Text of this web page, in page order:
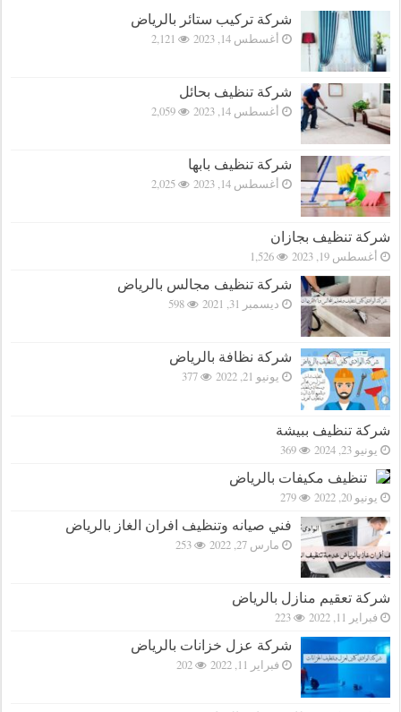
شركة تركيب ستائر بالرياض
أغسطس 14, 2023 2,121
شركة تنظيف بحائل
أغسطس 14, 2023 2,059
شركة تنظيف بابها
أغسطس 14, 2023 2,025
شركة تنظيف بجازان
أغسطس 19, 2023 1,526
شركة تنظيف مجالس بالرياض
ديسمبر 31, 2021 598
شركة نظافة بالرياض
يونيو 21, 2022 377
شركة تنظيف ببيشة
يونيو 23, 2024 369
تنظيف مكيفات بالرياض
يونيو 20, 2022 279
فني صيانه وتنظيف افران الغاز بالرياض
مارس 27, 2022 253
شركة تعقيم منازل بالرياض
فبراير 11, 2022 223
شركة عزل خزانات بالرياض
فبراير 11, 2022 202